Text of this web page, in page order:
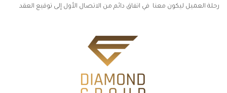
رحلة العميل ليكون معنا في اتفاق دائم من الاتصال الأول إلى توقيع العقد